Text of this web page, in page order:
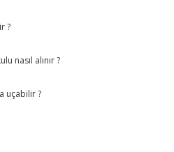
?
nasıl alınır ?
uçabilir ?